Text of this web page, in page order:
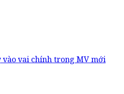
vai chính trong MV mới